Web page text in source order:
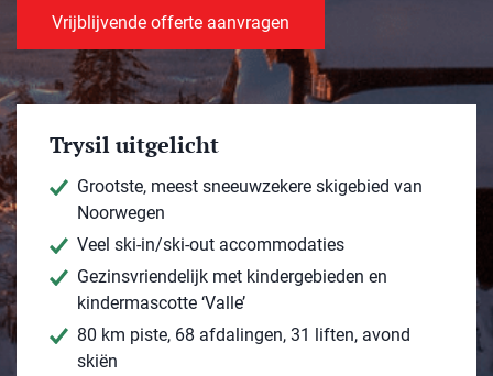
Vrijblijvende offerte aanvragen
Trysil uitgelicht
Grootste, meest sneeuwzekere skigebied van
Noorwegen
Veel ski-in/ski-out accommodaties
Gezinsvriendelijk met kindergebieden en
kindermascotte ‘Valle’
80 km piste, 68 afdalingen, 31 liften, avond
skiën